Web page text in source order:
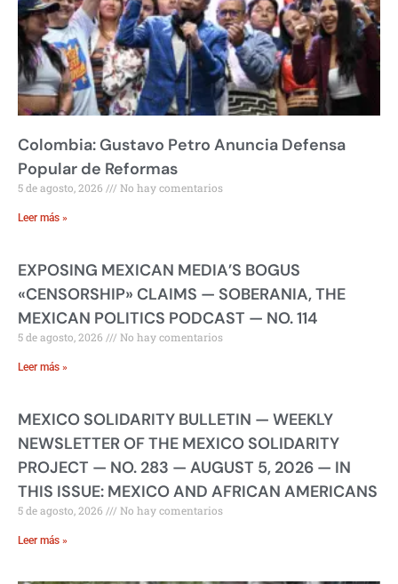
Colombia: Gustavo Petro Anuncia Defensa
Popular de Reformas
5 de agosto, 2026 No hay comentarios
Leer más »
EXPOSING MEXICAN MEDIA’S BOGUS
«CENSORSHIP» CLAIMS — SOBERANIA, THE
MEXICAN POLITICS PODCAST — NO. 114
5 de agosto, 2026 No hay comentarios
Leer más »
MEXICO SOLIDARITY BULLETIN — WEEKLY
NEWSLETTER OF THE MEXICO SOLIDARITY
PROJECT — NO. 283 — AUGUST 5, 2026 — IN
THIS ISSUE: MEXICO AND AFRICAN AMERICANS
5 de agosto, 2026 No hay comentarios
Leer más »